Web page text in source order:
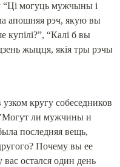
“Ці могуць мужчыны і
апошняя рэч, якую вы
купілі?”, “Калі б вы
жыцця, якія тры рэчы
кругу собеседников
"Могут ли мужчины и
последняя вещь,
Почему вы ее
остался один день